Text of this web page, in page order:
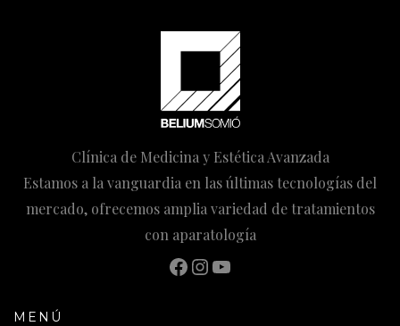
Clínica de Medicina y Estética Avanzada
Estamos a la vanguardia en las últimas tecnologías del
mercado, ofrecemos amplia variedad de tratamientos
con aparatología
Facebook
Instagram
YouTube
MENÚ